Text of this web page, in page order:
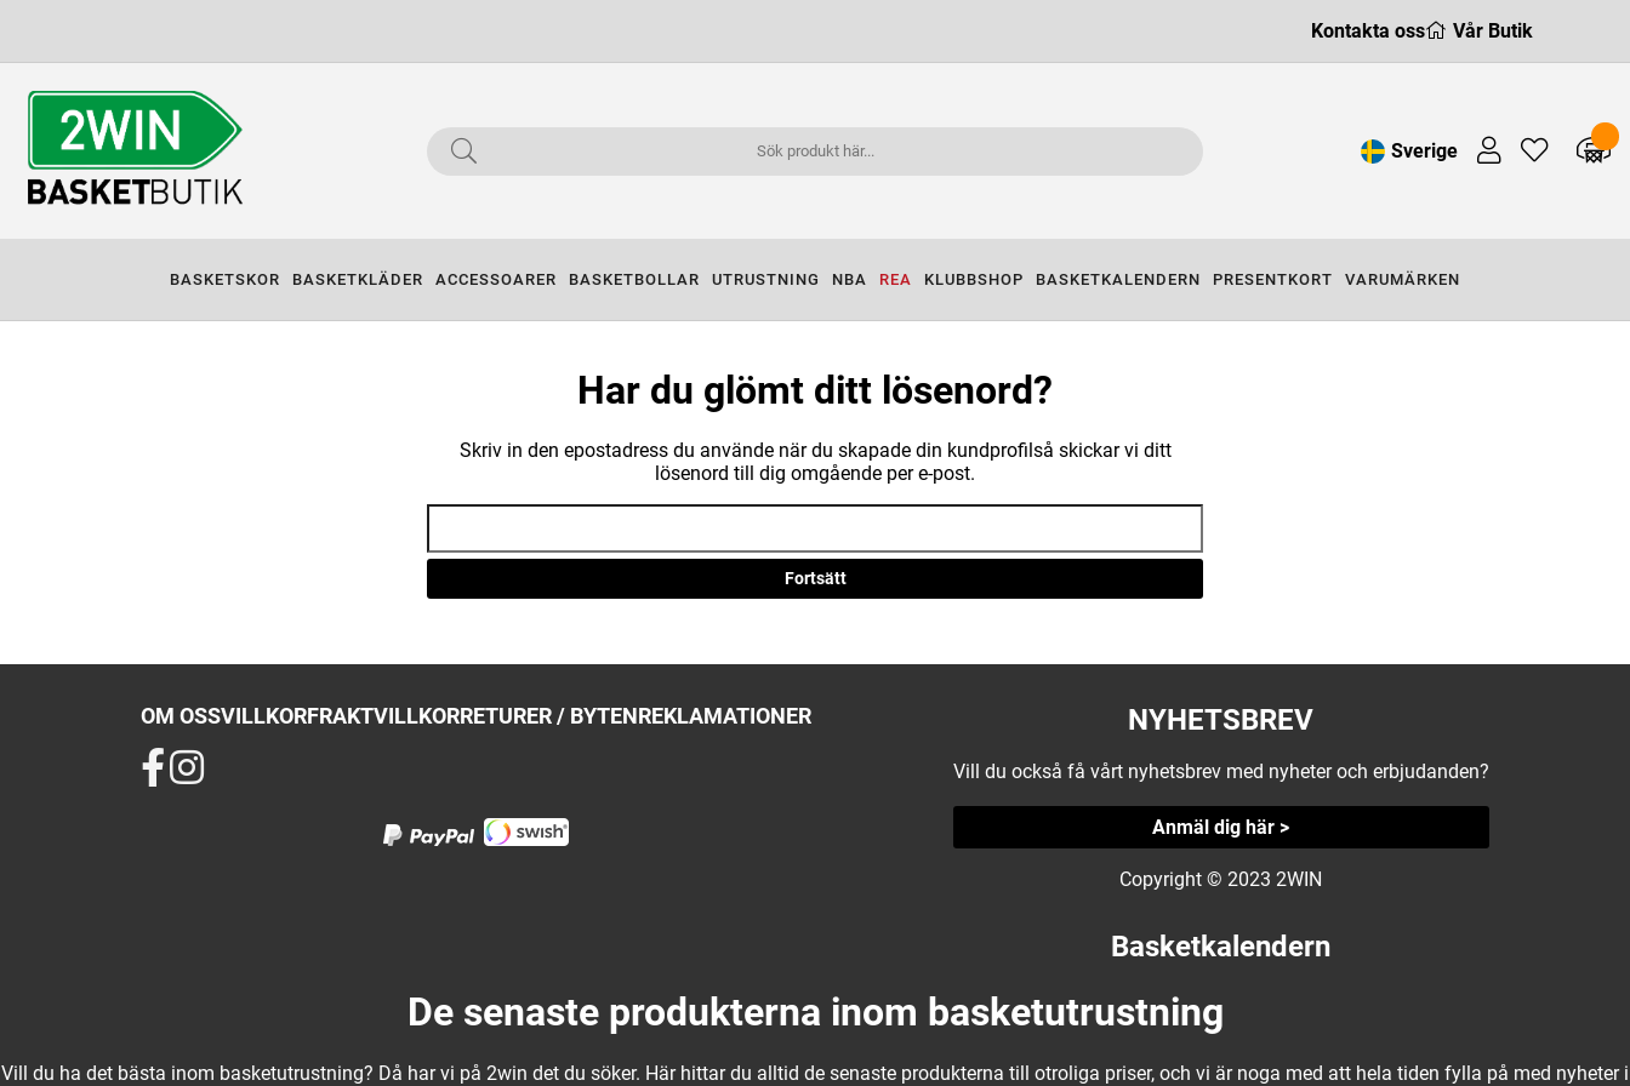
Kontakta oss Vår Butik
Sverige
BASKETSKOR BASKETKLÄDER ACCESSOARER BASKETBOLLAR UTRUSTNING NBA REA KLUBBSHOP BASKETKALENDERN PRESENTKORT VARUMÄRKEN
Har du glömt ditt lösenord?
Skriv in den epostadress du använde när du skapade din kundprofilså skickar vi ditt
lösenord till dig omgående per e-post.
Fortsätt
OM OSSVILLKORFRAKTVILLKORRETURER / BYTENREKLAMATIONER NYHETSBREV
Vill du också få vårt nyhetsbrev med nyheter och erbjudanden?
Anmäl dig här >
Copyright © 2023 2WIN
Basketkalendern
De senaste produkterna inom basketutrustning
Vill du ha det bästa inom basketutrustning? Då har vi på 2win det du söker. Här hittar du alltid de senaste produkterna till otroliga priser, och vi är noga med att hela tiden fylla på med nyheter i